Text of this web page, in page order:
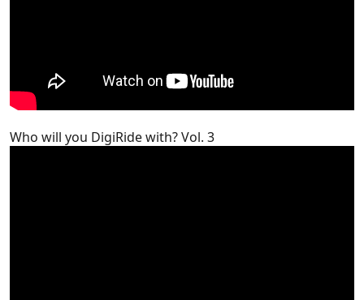
Who will you DigiRide with? Vol. 3